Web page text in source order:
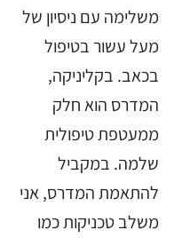
משלימה עם ניסיון של
מעל עשור בטיפול
בכאב. בקליניקה,
המדרס הוא חלק
ממעטפת טיפולית
שלמה. במקביל
להתאמת המדרס, אני
משלב טכניקות כמו